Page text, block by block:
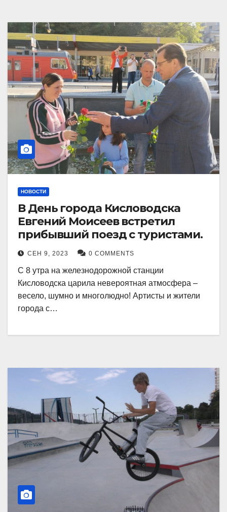
НОВОСТИ
В День города Кисловодска
Евгений Моисеев встретил
прибывший поезд с туристами.
СЕН 9, 2023 0 COMMENTS
С 8 утра на железнодорожной станции
Кисловодска царила невероятная атмосфера –
весело, шумно и многолюдно! Артисты и жители
города с…